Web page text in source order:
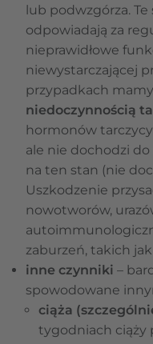
lub podwzgórza.
odpowiadają za
nieprawidłowe
niewystarczającej
przypadkach
niedoczynnością
hormonów tarczycy
ale nie dochodzi
na ten stan (nie
Uszkodzenie
nowotworów,
zaburzeń, takich
inne czynniki –
spowodowane
ciąża
tygodniach ciąży